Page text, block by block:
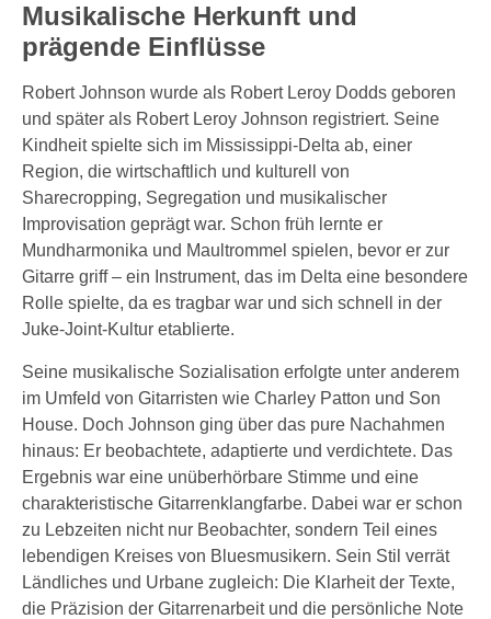
Musikalische Herkunft und
prägende Einflüsse
Robert Johnson wurde als Robert Leroy Dodds geboren
und später als Robert Leroy Johnson registriert. Seine
Kindheit spielte sich im Mississippi-Delta ab, einer
Region, die wirtschaftlich und kulturell von
Sharecropping, Segregation und musikalischer
Improvisation geprägt war. Schon früh lernte er
Mundharmonika und Maultrommel spielen, bevor er zur
Gitarre griff – ein Instrument, das im Delta eine besondere
Rolle spielte, da es tragbar war und sich schnell in der
Juke-Joint-Kultur etablierte.
Seine musikalische Sozialisation erfolgte unter anderem
im Umfeld von Gitarristen wie Charley Patton und Son
House. Doch Johnson ging über das pure Nachahmen
hinaus: Er beobachtete, adaptierte und verdichtete. Das
Ergebnis war eine unüberhörbare Stimme und eine
charakteristische Gitarrenklangfarbe. Dabei war er schon
zu Lebzeiten nicht nur Beobachter, sondern Teil eines
lebendigen Kreises von Bluesmusikern. Sein Stil verrät
Ländliches und Urbane zugleich: Die Klarheit der Texte,
die Präzision der Gitarrenarbeit und die persönliche Note